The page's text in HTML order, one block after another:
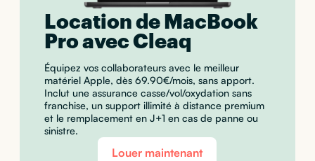
Location de MacBook
Pro avec Cleaq
Équipez vos collaborateurs avec le meilleur
matériel Apple, dès 69.90€/mois, sans apport.
Inclut une assurance casse/vol/oxydation sans
franchise, un support illimité à distance premium
et le remplacement en J+1 en cas de panne ou
sinistre.
Louer maintenant